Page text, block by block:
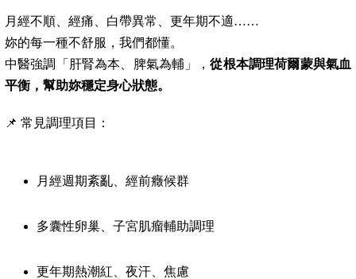
月經不順、經痛、白帶異常、更年期不適……
妳的每一種不舒服，我們都懂。
中醫強調「肝腎為本、脾氣為輔」，從根本調理荷爾蒙與氣血
平衡，幫助妳穩定身心狀態。
📌 常見調理項目：
月經週期紊亂、經前癥候群
多囊性卵巢、子宮肌瘤輔助調理
更年期熱潮紅、夜汗、焦慮